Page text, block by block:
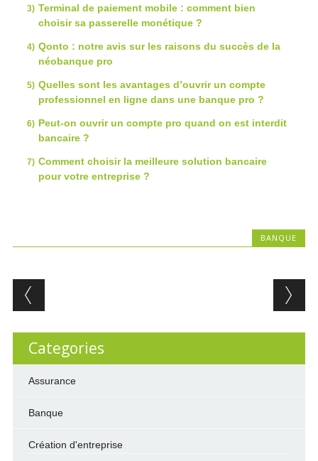
Terminal de paiement mobile : comment bien
choisir sa passerelle monétique ?
Qonto : notre avis sur les raisons du succès de la
néobanque pro
Quelles sont les avantages d’ouvrir un compte
professionnel en ligne dans une banque pro ?
Peut-on ouvrir un compte pro quand on est interdit
bancaire ?
Comment choisir la meilleure solution bancaire
pour votre entreprise ?
BANQUE
Post navigation
Categories
Assurance
Banque
Création d'entreprise